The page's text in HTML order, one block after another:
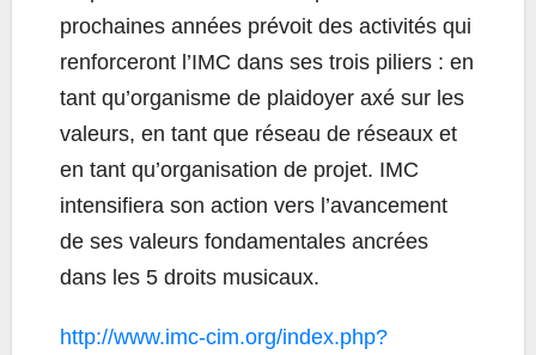
prochaines années prévoit des activités qui
renforceront l’IMC dans ses trois piliers : en
tant qu’organisme de plaidoyer axé sur les
valeurs, en tant que réseau de réseaux et
en tant qu’organisation de projet. IMC
intensifiera son action vers l’avancement
de ses valeurs fondamentales ancrées
dans les 5 droits musicaux.
http://www.imc-cim.org/index.php?